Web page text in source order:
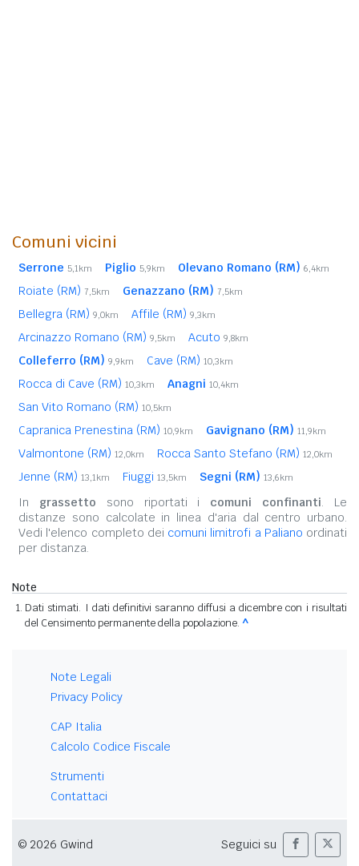
Comuni vicini
Serrone 5,1km Piglio 5,9km Olevano Romano (RM) 6,4km
Roiate (RM) 7,5km Genazzano (RM) 7,5km
Bellegra (RM) 9,0km Affile (RM) 9,3km
Arcinazzo Romano (RM) 9,5km Acuto 9,8km
Colleferro (RM) 9,9km Cave (RM) 10,3km
Rocca di Cave (RM) 10,3km Anagni 10,4km
San Vito Romano (RM) 10,5km
Capranica Prenestina (RM) 10,9km Gavignano (RM) 11,9km
Valmontone (RM) 12,0km Rocca Santo Stefano (RM) 12,0km
Jenne (RM) 13,1km Fiuggi 13,5km Segni (RM) 13,6km
In grassetto sono riportati i comuni confinanti. Le
distanze sono calcolate in linea d'aria dal centro urbano.
Vedi l'elenco completo dei comuni limitrofi a Paliano ordinati
per distanza.
Note
Dati stimati. I dati definitivi saranno diffusi a dicembre con i risultati
del Censimento permanente della popolazione. ^
Note Legali
Privacy Policy
CAP Italia
Calcolo Codice Fiscale
Strumenti
Contattaci
© 2026 Gwind Seguici su